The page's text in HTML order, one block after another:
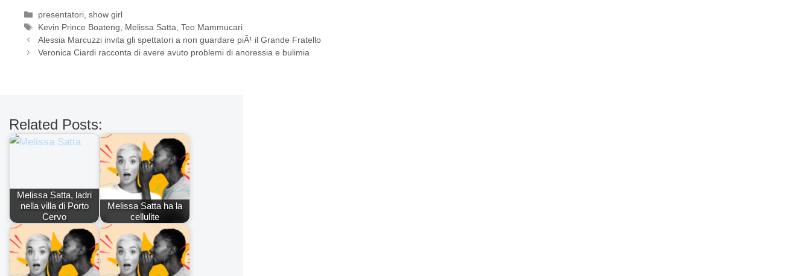
Categorie
presentatori,show girl
Tag
Kevin Prince Boateng, Melissa Satta,Teo Mammucari
Alessia Marcuzzi invita gli spettatori a non guardare piÃ¹ il Grande Fratello
Veronica Ciardi racconta di avere avuto problemi di anoressia e bulimia
Related Posts:
Melissa Satta, ladri
nella villa di Porto
Cervo
Melissa Satta ha la
cellulite